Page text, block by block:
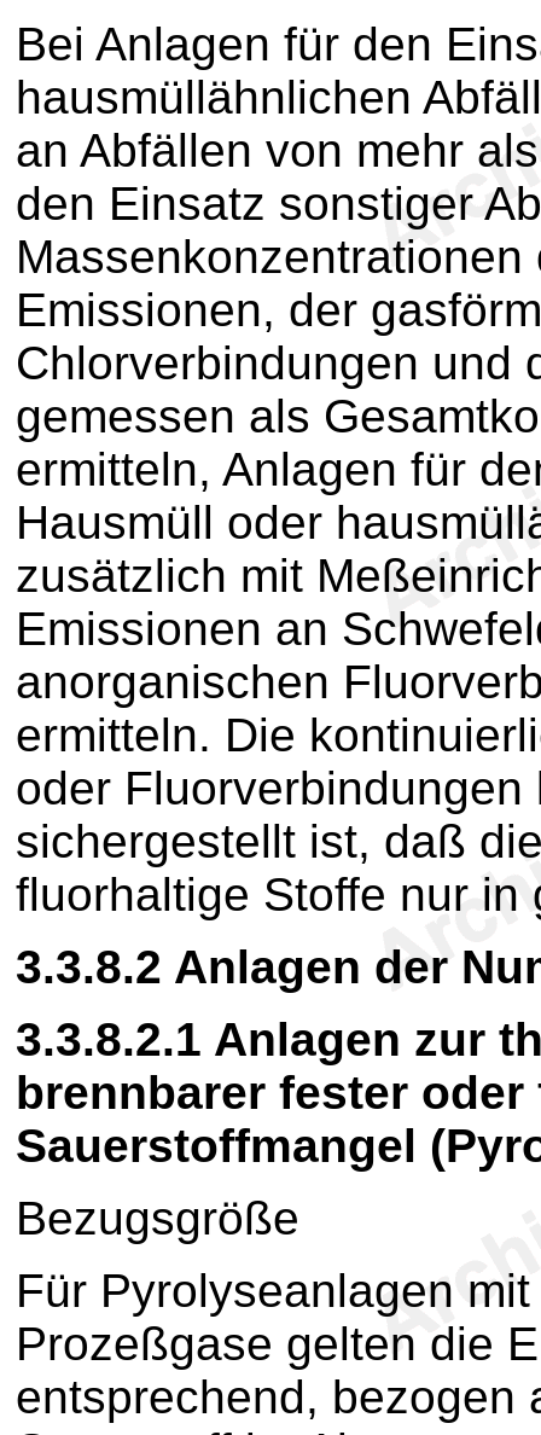
Bei Anlagen für den
hausmüllähnlichen
an Abfällen von mehr
den Einsatz sonstiger
Emissionen, der
Chlorverbindungen und
gemessen als
ermitteln, Anlagen für
Hausmüll oder
zusätzlich mit
Emissionen an
anorganischen
ermitteln. Die
oder
sichergestellt ist, daß
fluorhaltige Stoffe nur
3.3.8.2 Anlagen der
3.3.8.2.1 Anlagen zur
brennbarer fester
Sauerstoffmangel
Bezugsgröße
Für Pyrolyseanlagen
Prozeßgase gelten die
entsprechend, bezogen